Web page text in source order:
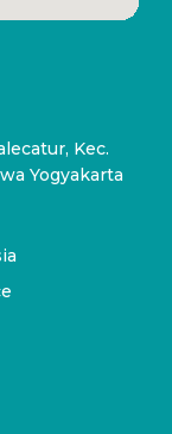
Kec.
Yogyakarta